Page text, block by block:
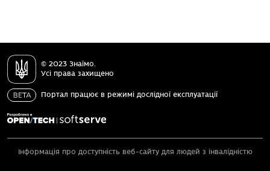
© 2023 Знаїмо.
Усі права захищено
Портал працює в режимі дослідної експлуатації
Інформація про доступність веб-сайту для людей з інвалідністю